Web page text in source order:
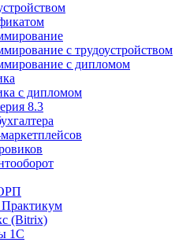
с трудоустройством
с дипломом
с дипломом
8.3
(Bitrix)
1С